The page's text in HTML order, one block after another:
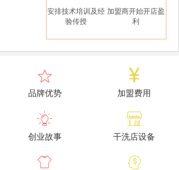
安排技术培训及经
验传授
加盟商开始开店盈
利

品牌优势

加盟费用

创业故事

干洗店设备
 